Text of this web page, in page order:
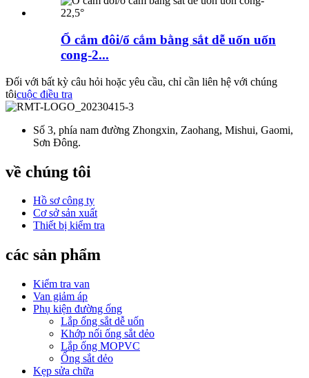
Ổ cắm đôi/ổ cắm bằng sắt dễ uốn uốn
cong-2...
Đối với bất kỳ câu hỏi hoặc yêu cầu, chỉ cần liên hệ với chúng
tôicuộc điều tra
Số 3, phía nam đường Zhongxin, Zaohang, Mishui, Gaomi,
Sơn Đông.
về chúng tôi
Hồ sơ công ty
Cơ sở sản xuất
Thiết bị kiểm tra
các sản phẩm
Kiểm tra van
Van giảm áp
Phụ kiện đường ống
Lắp ống sắt dễ uốn
Khớp nối ống sắt dẻo
Lắp ống MOPVC
Ống sắt dẻo
Kẹp sửa chữa